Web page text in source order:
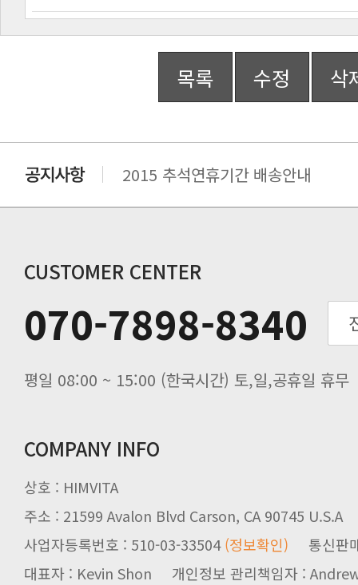
목록 수정 삭
2015 추석연휴기간 배송안내
추수감사절 배송안내
추석기간 배송안내
노동절(9월3일) 배송업무 안내
입금 고객님을 찾습니다.
CUSTOMER CENTER
070-7898-8340
평일 08:00 ~ 15:00 (한국시간) 토,일,공휴일 휴무
COMPANY INFO
상호 : HIMVITA
주소 : 21599 Avalon Blvd Carson, CA 90745 U.S.A
사업자등록번호 : 510-03-33504(정보확인) 통신판
대표자 : Kevin Shon 개인정보 관리책임자 :